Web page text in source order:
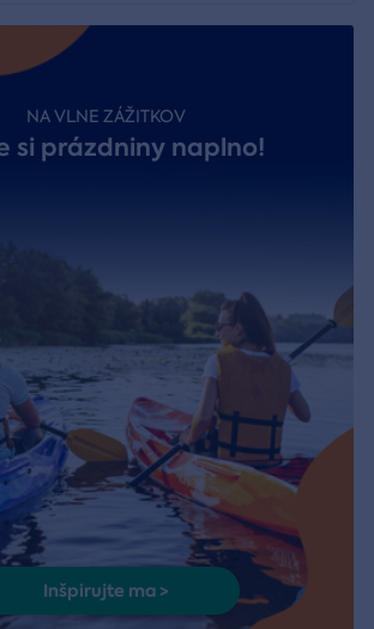
NA VLNE ZÁŽITKOV
si prázdniny naplno!
Inšpirujte ma >